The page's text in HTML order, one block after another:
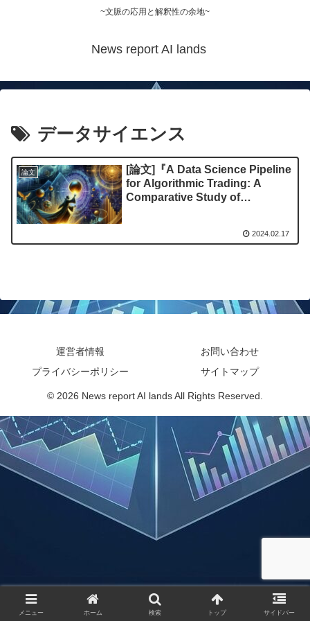
~文脈の応用と解釈性の余地~
News report AI lands
データサイエンス
論文
[論文]『A Data Science Pipeline
for Algorithmic Trading: A
Comparative Study of
2024.02.17
運営者情報
お問い合わせ
プライバシーポリシー
サイトマップ
© 2026 News report AI lands All Rights Reserved.
メニュー ホーム 検索 トップ サイドバー